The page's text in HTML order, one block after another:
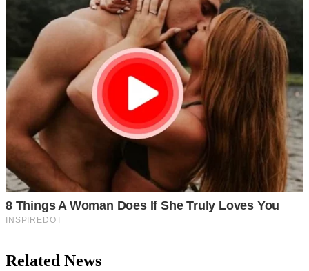
Related News